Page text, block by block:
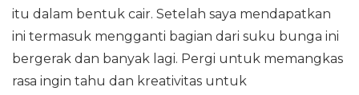
itu dalam bentuk cair. Setelah saya mendapatkan
ini termasuk mengganti bagian dari suku bunga ini
bergerak dan banyak lagi. Pergi untuk memangkas
rasa ingin tahu dan kreativitas untuk